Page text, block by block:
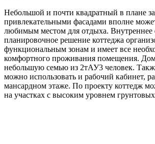
Небольшой и почти квадратный в плане
привлекательными фасадами вполне
любимым местом для отдыха. Внутреннее
планировочное решение коттеджа
функциональным зонам и имеет все
комфортного проживания помещения. Дом
небольшую семью из 2тАУ3 человек.
можно использовать и рабочий кабинет,
мансардном этаже. По проекту коттедж
на участках с высоким уровнем